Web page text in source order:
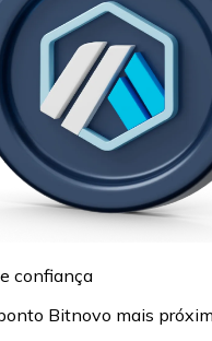
confiança
Bitnovo mais